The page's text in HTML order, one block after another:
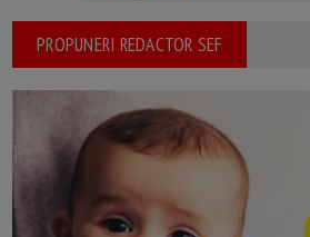
PROPUNERI REDACTOR SEF